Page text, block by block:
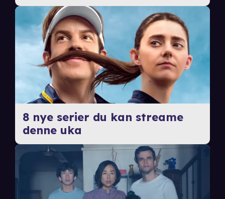
8 nye serier du kan streame
denne uka